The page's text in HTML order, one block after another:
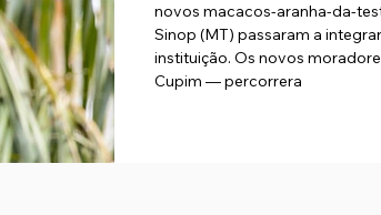
novos macacos-aranha-da-
Sinop (MT) passaram a
instituição. Os novos
Cupim — percorrera